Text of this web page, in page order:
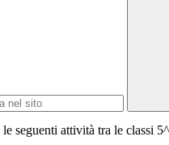
seguenti attività tra le classi